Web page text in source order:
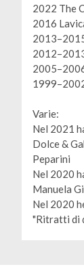
2022 The
2016
Varie:
Nel 2021
Dolce &
Peparini
Nel 2020
Manuela
Nel 2020
"Ritratti di
Gestione dei
Utilizziamo i
migliorare le
A cosa
Cookie